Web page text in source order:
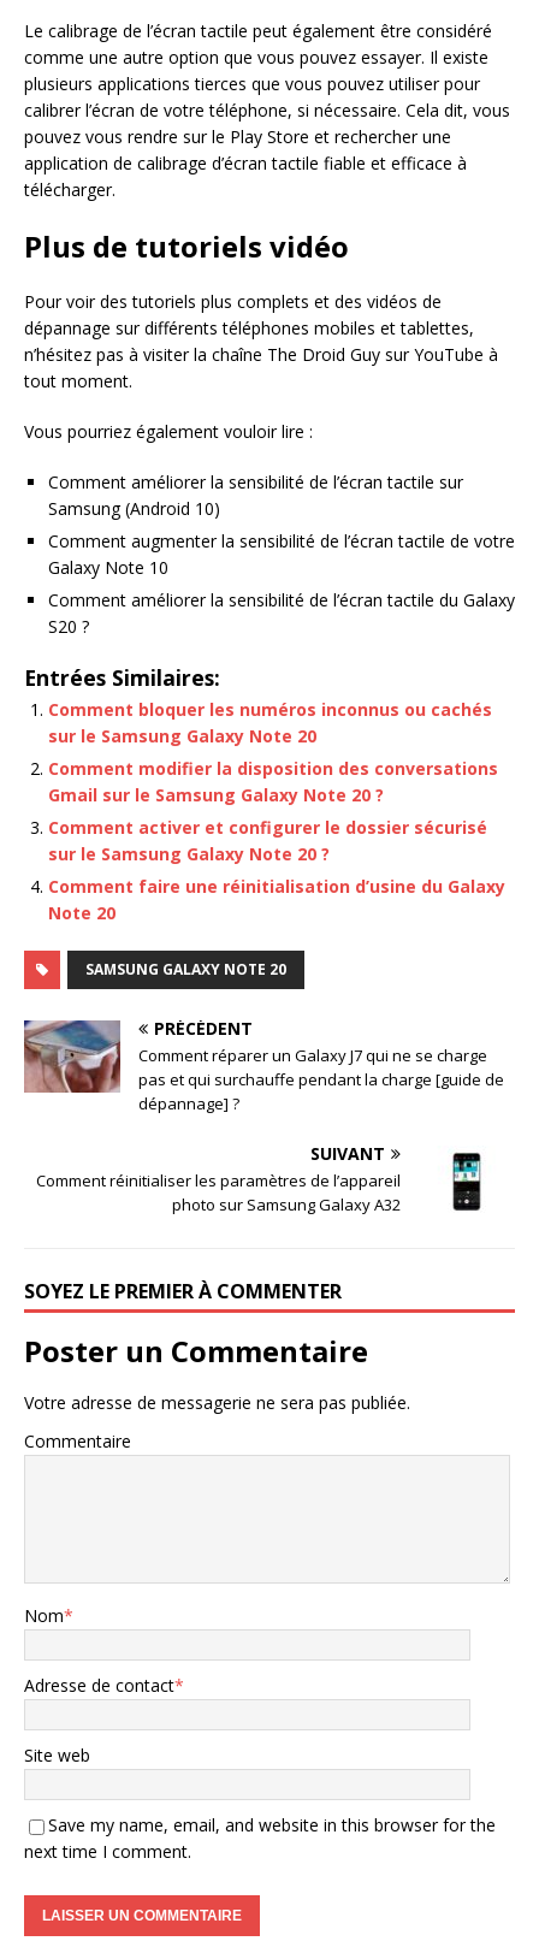
Le calibrage de l’écran tactile peut également être considéré
comme une autre option que vous pouvez essayer. Il existe
plusieurs applications tierces que vous pouvez utiliser pour
calibrer l’écran de votre téléphone, si nécessaire. Cela dit, vous
pouvez vous rendre sur le Play Store et rechercher une
application de calibrage d’écran tactile fiable et efficace à
télécharger.
Plus de tutoriels vidéo
Pour voir des tutoriels plus complets et des vidéos de
dépannage sur différents téléphones mobiles et tablettes,
n’hésitez pas à visiter la chaîne The Droid Guy sur YouTube à
tout moment.
Vous pourriez également vouloir lire :
Comment améliorer la sensibilité de l’écran tactile sur
Samsung (Android 10)
Comment augmenter la sensibilité de l’écran tactile de votre
Galaxy Note 10
Comment améliorer la sensibilité de l’écran tactile du Galaxy
S20 ?
Entrées Similaires:
Comment bloquer les numéros inconnus ou cachés
sur le Samsung Galaxy Note 20
Comment modifier la disposition des conversations
Gmail sur le Samsung Galaxy Note 20 ?
Comment activer et configurer le dossier sécurisé
sur le Samsung Galaxy Note 20 ?
Comment faire une réinitialisation d’usine du Galaxy
Note 20
SAMSUNG GALAXY NOTE 20
PRÉCÉDENT
Comment réparer un Galaxy J7 qui ne se charge
pas et qui surchauffe pendant la charge [guide de
dépannage] ?
SUIVANT
Comment réinitialiser les paramètres de l’appareil
photo sur Samsung Galaxy A32
SOYEZ LE PREMIER À COMMENTER
Poster un Commentaire
Votre adresse de messagerie ne sera pas publiée.
Commentaire
Nom*
Adresse de contact*
Site web
Save my name, email, and website in this browser for the
next time I comment.